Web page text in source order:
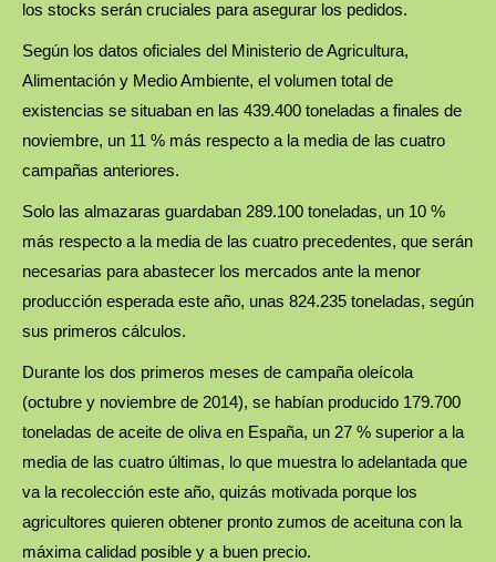
los stocks serán cruciales para asegurar los pedidos.
Según los datos oficiales del Ministerio de Agricultura,
Alimentación y Medio Ambiente, el volumen total de
existencias se situaban en las 439.400 toneladas a finales de
noviembre, un 11 % más respecto a la media de las cuatro
campañas anteriores.
Solo las almazaras guardaban 289.100 toneladas, un 10 %
más respecto a la media de las cuatro precedentes, que serán
necesarias para abastecer los mercados ante la menor
producción esperada este año, unas 824.235 toneladas, según
sus primeros cálculos.
Durante los dos primeros meses de campaña oleícola
(octubre y noviembre de 2014), se habían producido 179.700
toneladas de aceite de oliva en España, un 27 % superior a la
media de las cuatro últimas, lo que muestra lo adelantada que
va la recolección este año, quizás motivada porque los
agricultores quieren obtener pronto zumos de aceituna con la
máxima calidad posible y a buen precio.